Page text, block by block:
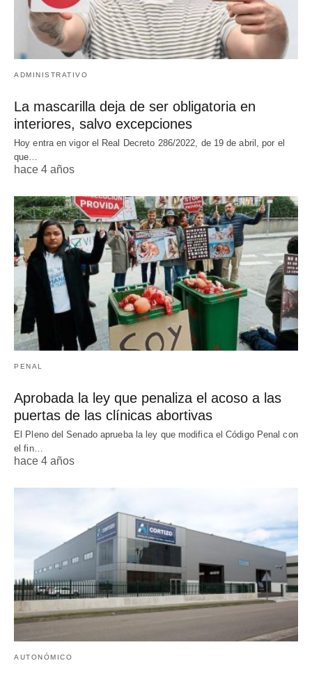
ADMINISTRATIVO
La mascarilla deja de ser obligatoria en
interiores, salvo excepciones
Hoy entra en vigor el Real Decreto 286/2022, de 19 de abril, por el
que…
hace 4 años
PENAL
Aprobada la ley que penaliza el acoso a las
puertas de las clínicas abortivas
El Pleno del Senado aprueba la ley que modifica el Código Penal con
el fin…
hace 4 años
AUTONÓMICO